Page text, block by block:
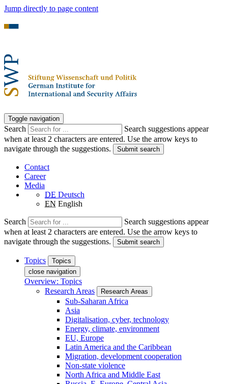
Jump directly to page content
Toggle navigation
Search
Search suggestions appear
when at least 2 characters are entered. Use the arrow keys to
navigate through the suggestions.
Submit search
Contact
Career
Media
DE Deutsch
EN English
Search
Search suggestions appear
when at least 2 characters are entered. Use the arrow keys to
navigate through the suggestions.
Submit search
Topics
Topics
close navigation
Overview: Topics
Research Areas
Research Areas
Sub-Saharan Africa
Asia
Digitalisation, cyber, technology
Energy, climate, environment
EU, Europe
Latin America and the Caribbean
Migration, development cooperation
Non-state violence
North Africa and Middle East